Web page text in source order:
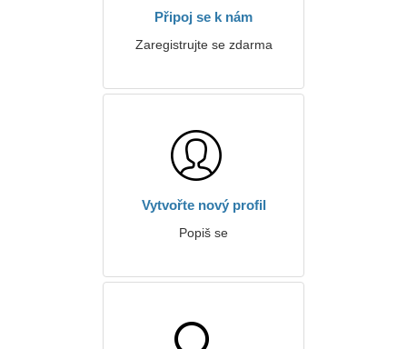
Připoj se k nám
Zaregistrujte se zdarma
Vytvořte nový profil
Popiš se